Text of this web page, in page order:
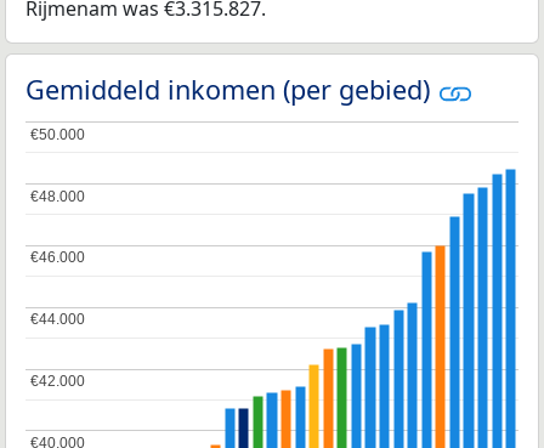
Rijmenam was €3.315.827.
Gemiddeld inkomen (per gebied)
€40.000
€40.000
€42.000
€42.000
€44.000
€44.000
€46.000
€46.000
€48.000
€48.000
€50.000
€50.000